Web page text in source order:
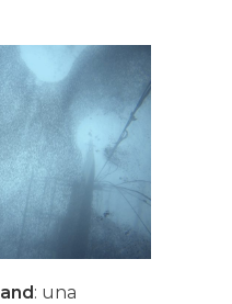
: una